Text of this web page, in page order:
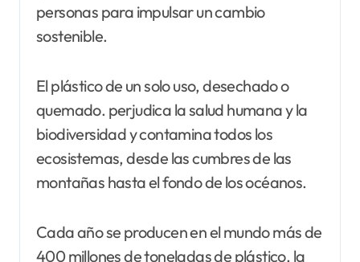
personas para impulsar un cambio
sostenible.
El plástico de un solo uso, desechado o
quemado. perjudica la salud humana y la
biodiversidad y contamina todos los
ecosistemas, desde las cumbres de las
montañas hasta el fondo de los océanos.
Cada año se producen en el mundo más de
400 millones de toneladas de plástico, la